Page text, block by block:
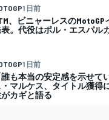
1 日前
、ビニャーレスのMotoGP
。代役はポル・エスパル
1 日前
誰も本当の安定感を示せて
・マルケス、タイトル獲得
カギと語る